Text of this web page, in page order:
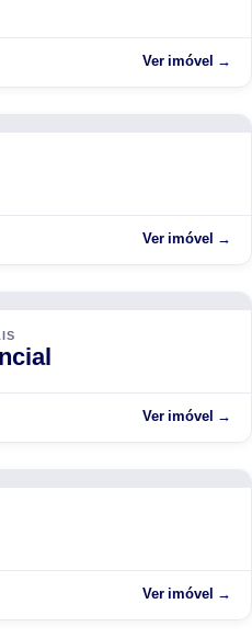
Ver imóvel →
Ver imóvel →
Ver imóvel →
Ver imóvel →